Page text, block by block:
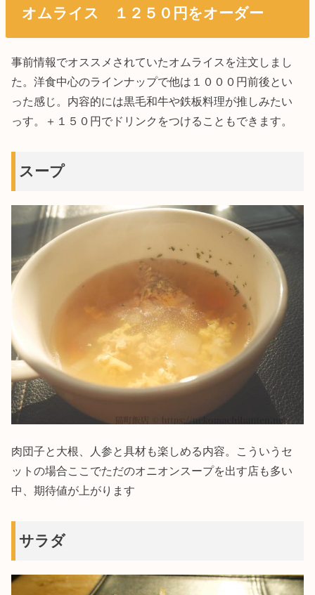
オムライス １２５０円をオーダー
事前情報でオススメされていたオムライスを注文しまし
た。洋食中心のラインナップで他は１０００円前後とい
った感じ。内容的には黒毛和牛や鉄板料理が推しみたい
っす。＋１５０円でドリンクをつけることもできます。
スープ
肉団子と大根、人参と具材も楽しめる内容。こういうセ
ットの場合ここでただのオニオンスープを出す店も多い
中、期待値が上がります
サラダ